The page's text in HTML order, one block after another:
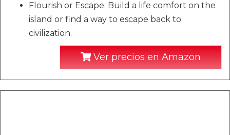
Flourish or Escape: Build a life comfort on the
island or find a way to escape back to
civilization.
Ver precios en Amazon